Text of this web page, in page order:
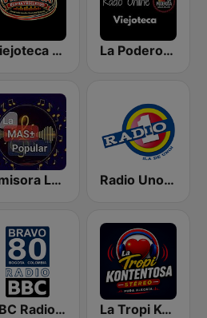
Viejoteca Rumba y Recuerdo. La Poderosa Radio Viejoteca
Emisora La Mas Popular Radio Uno Pasto
BBC Radio 80s - Bravo Bogotá Colombia La Tropi Kontentosa